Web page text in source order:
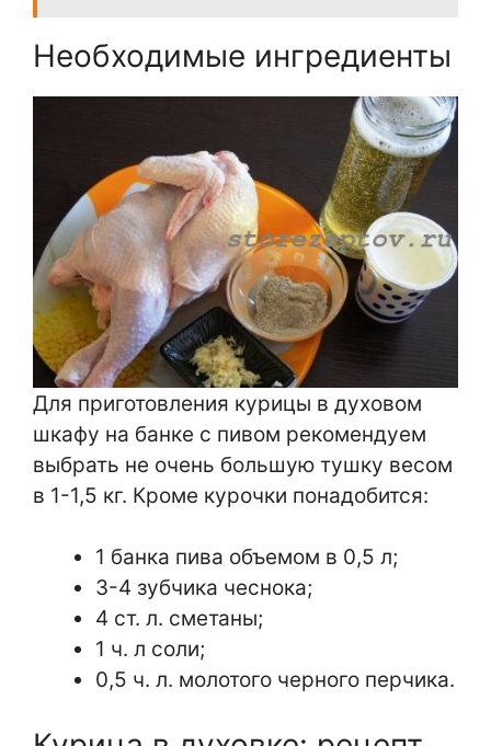
Необходимые ингредиенты
Для приготовления курицы в духовом
шкафу на банке с пивом рекомендуем
выбрать не очень большую тушку весом
в 1-1,5 кг. Кроме курочки понадобится:
1 банка пива объемом в 0,5 л;
3-4 зубчика чеснока;
4 ст. л. сметаны;
1 ч. л соли;
0,5 ч. л. молотого черного перчика.